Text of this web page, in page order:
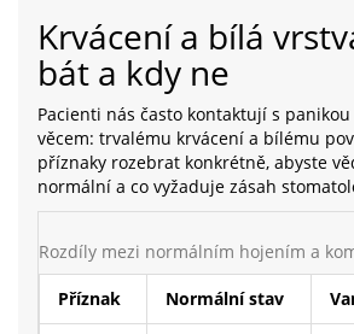
Krvácení a bílá
bát a kdy ne
Pacienti nás často kontaktují s
věcem: trvalému krvácení a bílému
příznaky rozebrat konkrétně, abyste
normální a co vyžaduje zásah
Rozdíly mezi normálním hojením a
Příznak Normální stav